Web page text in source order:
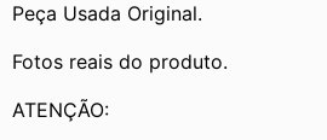
Peça Usada Original.
Fotos reais do produto.
ATENÇÃO: